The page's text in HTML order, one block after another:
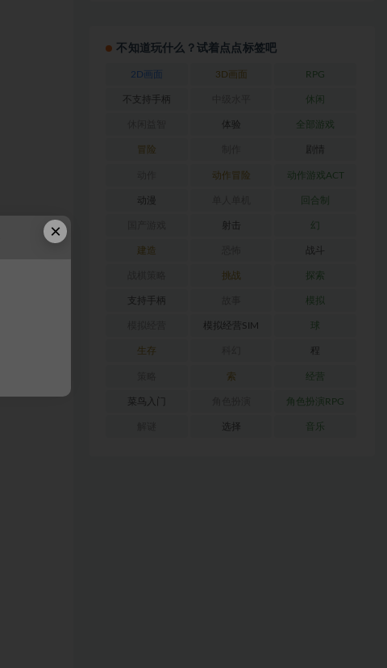
不知道玩什么？试着点点标签吧
2D画面 3D画面 RPG
不支持手柄 休闲
体验 全部游戏
冒险 剧情
动作冒险 动作游戏ACT
动漫 回合制
射击 幻
建造 战斗
挑战 探索
支持手柄 模拟
模拟经营SIM 球
生存 程
索 经营
菜鸟入门 角色扮演RPG
选择 音乐
×